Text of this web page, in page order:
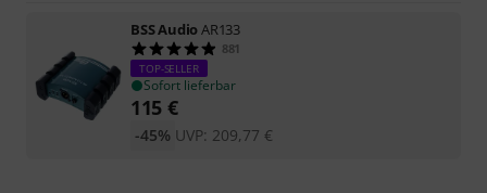
BSS AudioAR133
881
TOP-SELLER
Sofort lieferbar
115 €
UVP: 209,77 €
-45%